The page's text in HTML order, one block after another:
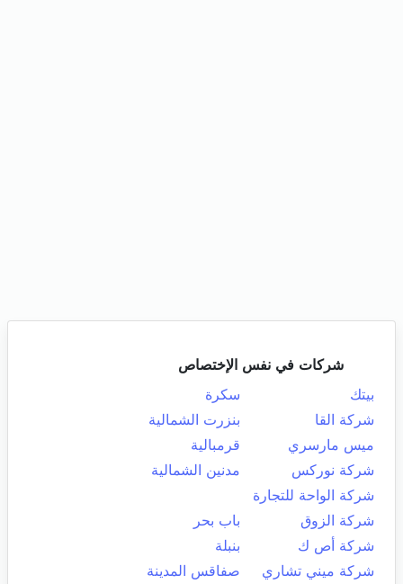
شركات في نفس الإختصاص
بيتك
سكرة
شركة القا
بنزرت الشمالية
ميس مارسري
قرمبالية
شركة نوركس
مدنين الشمالية
شركة الواحة للتجارة
شركة الزوق
باب بحر
شركة أص ك
بنبلة
شركة ميني تشاري
صفاقس المدينة